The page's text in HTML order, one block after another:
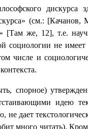
(см.:
[Там же, 12], т.е.
социологии не
числе и
спорное)
идею
не дает
много читать).